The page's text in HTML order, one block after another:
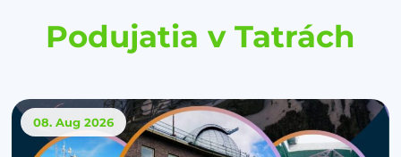
Podujatia v Tatrách
08. Aug 2026